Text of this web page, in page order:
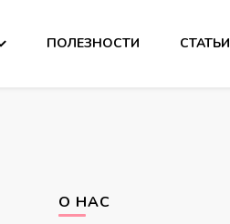
ПОЛЕЗНОСТИ СТАТЬИ
О НАС